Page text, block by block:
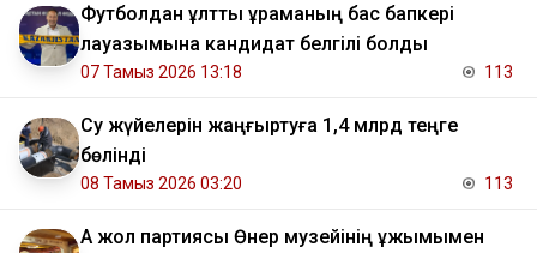
Футболдан ұлттық құраманың бас бапкері
лауазымына кандидат белгілі болды
07 Тамыз 2026 13:18 113
Су жүйелерін жаңғыртуға 1,4 млрд теңге
бөлінді
08 Тамыз 2026 03:20 113
Ақ жол партиясы Өнер музейінің ұжымымен